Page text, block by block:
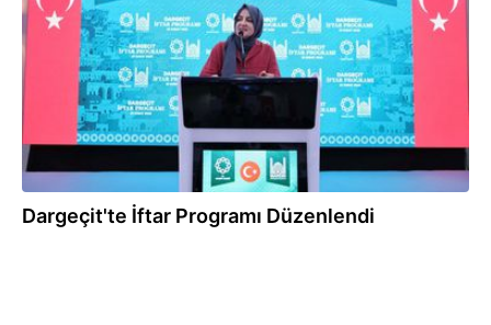
Dargeçit'te İftar Programı Düzenlendi